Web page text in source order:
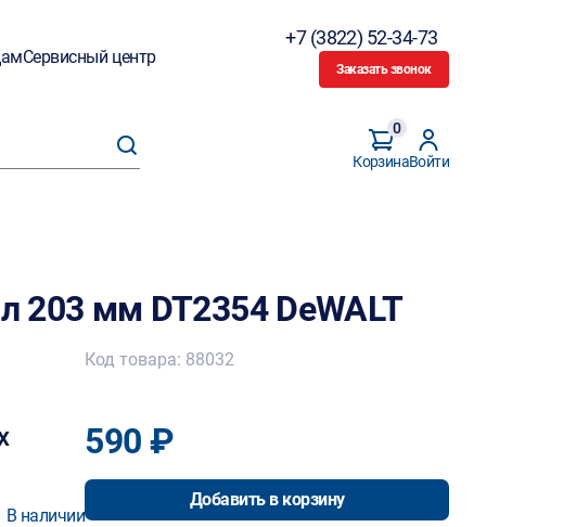
Сервисный центр
+7 (3822) 52-34-73
Заказать звонок
Корзина
0
Войти
203 мм DT2354 DeWALT
В наличии
Код товара: 88032
590 ₽
Добавить в корзину